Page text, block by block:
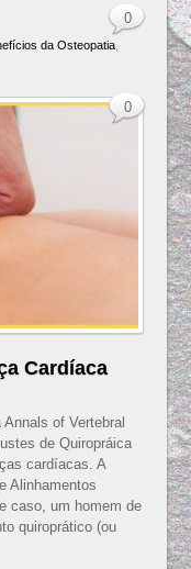
da Osteopatia,
0
Cardíaca
of Vertebral
de Quiropráica
cardíacas. A
Alinhamentos
caso, um homem de
quiroprático (ou
0